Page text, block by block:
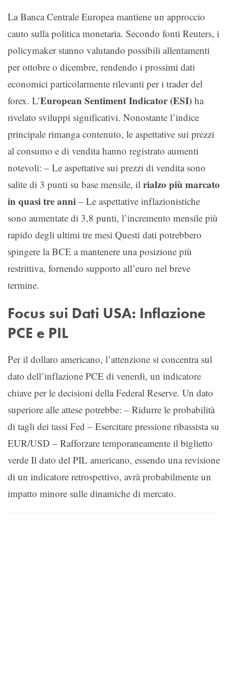
La Banca Centrale Europea mantiene un approccio
cauto sulla politica monetaria. Secondo fonti Reuters, i
policymaker stanno valutando possibili allentamenti
per ottobre o dicembre, rendendo i prossimi dati
economici particolarmente rilevanti per i trader del
forex. L’European Sentiment Indicator (ESI) ha
rivelato sviluppi significativi. Nonostante l’indice
principale rimanga contenuto, le aspettative sui prezzi
al consumo e di vendita hanno registrato aumenti
notevoli: – Le aspettative sui prezzi di vendita sono
salite di 3 punti su base mensile, il rialzo più marcato
in quasi tre anni – Le aspettative inflazionistiche
sono aumentate di 3,8 punti, l’incremento mensile più
rapido degli ultimi tre mesi Questi dati potrebbero
spingere la BCE a mantenere una posizione più
restrittiva, fornendo supporto all’euro nel breve
termine.
Focus sui Dati USA: Inflazione
PCE e PIL
Per il dollaro americano, l’attenzione si concentra sul
dato dell’inflazione PCE di venerdì, un indicatore
chiave per le decisioni della Federal Reserve. Un dato
superiore alle attese potrebbe: – Ridurre le probabilità
di tagli dei tassi Fed – Esercitare pressione ribassista su
EUR/USD – Rafforzare temporaneamente il biglietto
verde Il dato del PIL americano, essendo una revisione
di un indicatore retrospettivo, avrà probabilmente un
impatto minore sulle dinamiche di mercato.